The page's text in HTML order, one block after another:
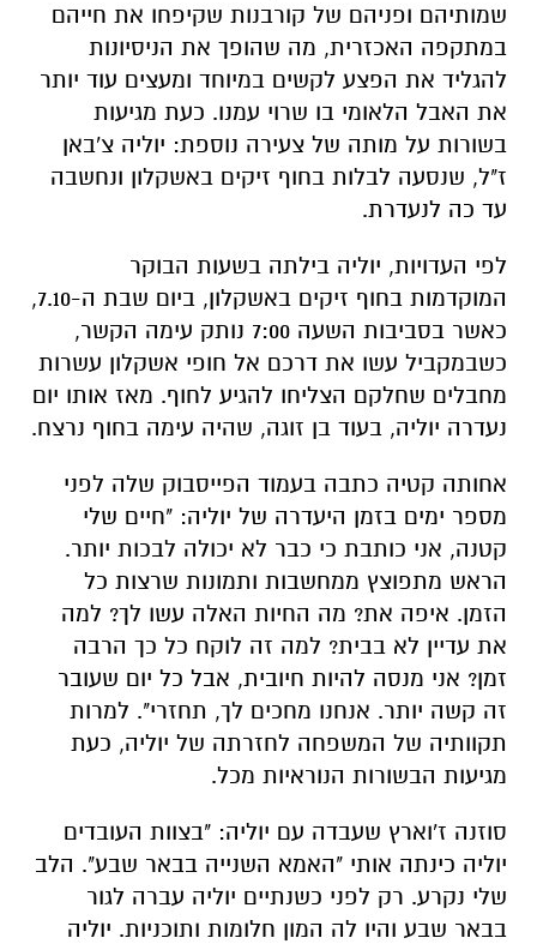
שמותיהם ופניהם של קורבנות שקיפחו את חייהם
במתקפה האכזרית, מה שהופך את הניסיונות
להגליד את הפצע לקשים במיוחד ומעצים עוד יותר
את האבל הלאומי בו שרוי עמנו. כעת מגיעות
בשורות על מותה של צעירה נוספת: יוליה צ'באן
ז"ל, שנסעה לבלות בחוף זיקים באשקלון ונחשבה
עד כה לנעדרת.
לפי העדויות, יוליה בילתה בשעות הבוקר
המוקדמות בחוף זיקים באשקלון, ביום שבת ה-7.10,
כאשר בסביבות השעה 7:00 נותק עימה הקשר,
כשבמקביל עשו את דרכם אל חופי אשקלון עשרות
מחבלים שחלקם הצליחו להגיע לחוף. מאז אותו יום
נעדרה יוליה, בעוד בן זוגה, שהיה עימה בחוף נרצח.
אחותה קטיה כתבה בעמוד הפייסבוק שלה לפני
מספר ימים בזמן היעדרה של יוליה: "חיים שלי
קטנה, אני כותבת כי כבר לא יכולה לבכות יותר.
הראש מתפוצץ ממחשבות ותמונות שרצות כל
הזמן. איפה את? מה החיות האלה עשו לך? למה
את עדיין לא בבית? למה זה לוקח כל כך הרבה
זמן? אני מנסה להיות חיובית, אבל כל יום שעובר
זה קשה יותר. אנחנו מחכים לך, תחזרי". למרות
תקוותיה של המשפחה לחזרתה של יוליה, כעת
מגיעות הבשורות הנוראיות מכל.
סוזנה ז'וארץ שעבדה עם יוליה: "בצוות העובדים
יוליה כינתה אותי "האמא השנייה בבאר שבע". הלב
שלי נקרע. רק לפני כשנתיים יוליה עברה לגור
בבאר שבע והיו לה המון חלומות ותוכניות. יוליה